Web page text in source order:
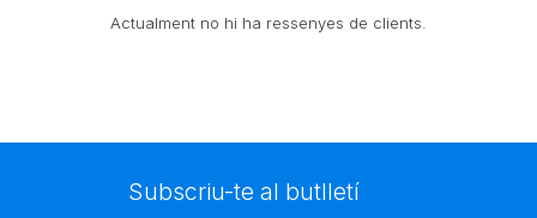
Actualment no hi ha ressenyes de clients.
Subscriu-te al butlletí